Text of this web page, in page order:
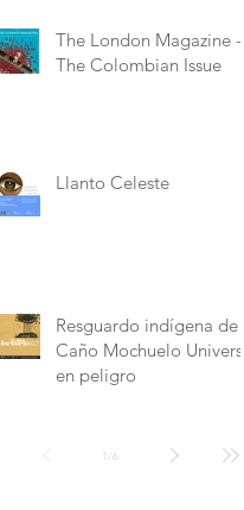
The London Magazine -
The Colombian Issue
Llanto Celeste
Resguardo indígena de
Caño Mochuelo Universo
en peligro
1 /6